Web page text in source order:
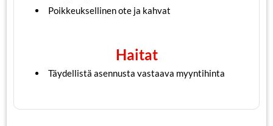
Poikkeuksellinen ote ja kahvat
Haitat
Täydellistä asennusta vastaava myyntihinta